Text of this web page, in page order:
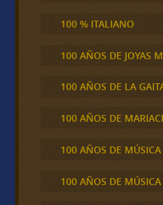
100 % ITALIANO
100 AÑOS DE JOYAS
100 AÑOS DE LA
100 AÑOS DE
100 AÑOS DE MÚSICA
100 AÑOS DE MÚSICA